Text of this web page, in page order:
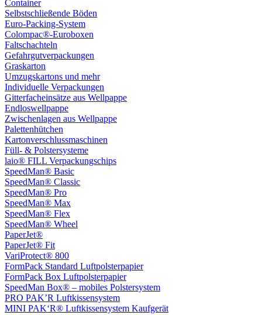
Container
Selbstschließende Böden
Euro-Packing-System
Colompac®-Euroboxen
Faltschachteln
Gefahrgutverpackungen
Graskarton
Umzugskartons und mehr
Individuelle Verpackungen
Gitterfacheinsätze aus Wellpappe
Endloswellpappe
Zwischenlagen aus Wellpappe
Palettenhütchen
Kartonverschlussmaschinen
Füll- & Polstersysteme
laio® FILL Verpackungschips
SpeedMan® Basic
SpeedMan® Classic
SpeedMan® Pro
SpeedMan® Max
SpeedMan® Flex
SpeedMan® Wheel
PaperJet®
PaperJet® Fit
VariProtect® 800
FormPack Standard Luftpolsterpapier
FormPack Box Luftpolsterpapier
SpeedMan Box® – mobiles Polstersystem
PRO PAK’R Luftkissensystem
MINI PAK‘R® Luftkissensystem Kaufgerät